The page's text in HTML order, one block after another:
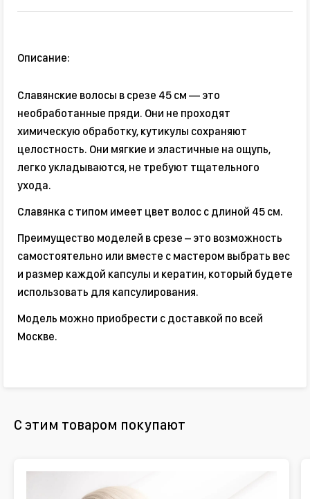
Описание:
Славянские волосы в срезе 45 см — это
необработанные пряди. Они не проходят
химическую обработку, кутикулы сохраняют
целостность. Они мягкие и эластичные на ощупь,
легко укладываются, не требуют тщательного
ухода.
Славянка с типом имеет цвет волос с длиной 45 см.
Преимущество моделей в срезе – это возможность
самостоятельно или вместе с мастером выбрать вес
и размер каждой капсулы и кератин, который будете
использовать для капсулирования.
Модель можно приобрести с доставкой по всей
Москве.
С этим товаром покупают